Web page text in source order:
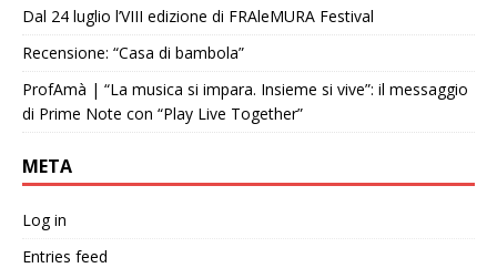
Dal 24 luglio l’VIII edizione di FRAleMURA Festival
Recensione: “Casa di bambola”
ProfAmà | “La musica si impara. Insieme si vive”: il messaggio
di Prime Note con “Play Live Together”
META
Log in
Entries feed